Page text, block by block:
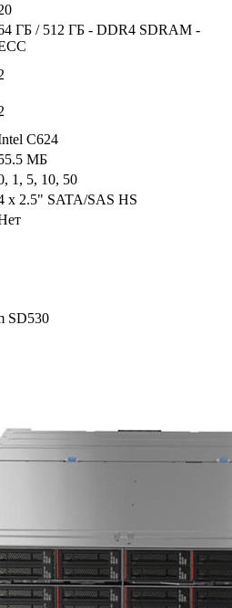
ГБ / 512 ГБ - DDR4 SDRAM -
C624
МБ
1, 5, 10, 50
x 2.5" SATA/SAS HS
SD530